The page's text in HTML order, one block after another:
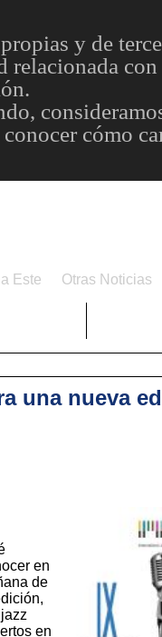
y de
cómo
Este Otras Noticias
una nueva
en
de
en